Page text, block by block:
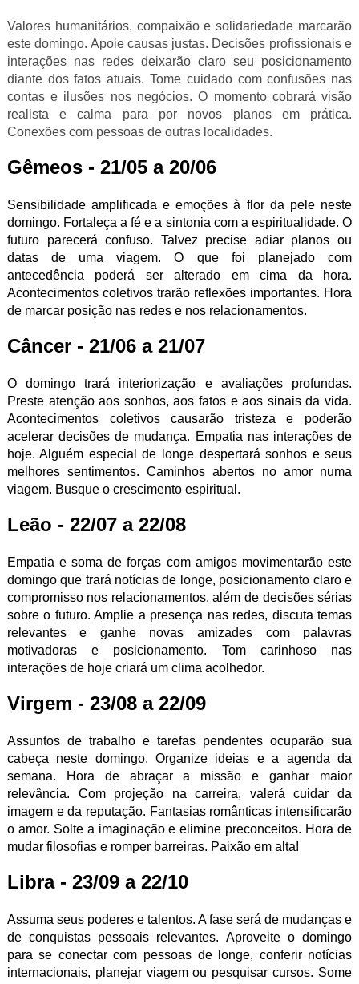
Valores humanitários, compaixão e solidariedade marcarão
este domingo. Apoie causas justas. Decisões profissionais e
interações nas redes deixarão claro seu posicionamento
diante dos fatos atuais. Tome cuidado com confusões nas
contas e ilusões nos negócios. O momento cobrará visão
realista e calma para por novos planos em prática.
Conexões com pessoas de outras localidades.
Gêmeos - 21/05 a 20/06
Sensibilidade amplificada e emoções à flor da pele neste
domingo. Fortaleça a fé e a sintonia com a espiritualidade. O
futuro parecerá confuso. Talvez precise adiar planos ou
datas de uma viagem. O que foi planejado com
antecedência poderá ser alterado em cima da hora.
Acontecimentos coletivos trarão reflexões importantes. Hora
de marcar posição nas redes e nos relacionamentos.
Câncer - 21/06 a 21/07
O domingo trará interiorização e avaliações profundas.
Preste atenção aos sonhos, aos fatos e aos sinais da vida.
Acontecimentos coletivos causarão tristeza e poderão
acelerar decisões de mudança. Empatia nas interações de
hoje. Alguém especial de longe despertará sonhos e seus
melhores sentimentos. Caminhos abertos no amor numa
viagem. Busque o crescimento espiritual.
Leão - 22/07 a 22/08
Empatia e soma de forças com amigos movimentarão este
domingo que trará notícias de longe, posicionamento claro e
compromisso nos relacionamentos, além de decisões sérias
sobre o futuro. Amplie a presença nas redes, discuta temas
relevantes e ganhe novas amizades com palavras
motivadoras e posicionamento. Tom carinhoso nas
interações de hoje criará um clima acolhedor.
Virgem - 23/08 a 22/09
Assuntos de trabalho e tarefas pendentes ocuparão sua
cabeça neste domingo. Organize ideias e a agenda da
semana. Hora de abraçar a missão e ganhar maior
relevância. Com projeção na carreira, valerá cuidar da
imagem e da reputação. Fantasias românticas intensificarão
o amor. Solte a imaginação e elimine preconceitos. Hora de
mudar filosofias e romper barreiras. Paixão em alta!
Libra - 23/09 a 22/10
Assuma seus poderes e talentos. A fase será de mudanças e
de conquistas pessoais relevantes. Aproveite o domingo
para se conectar com pessoas de longe, conferir notícias
internacionais, planejar viagem ou pesquisar cursos. Some